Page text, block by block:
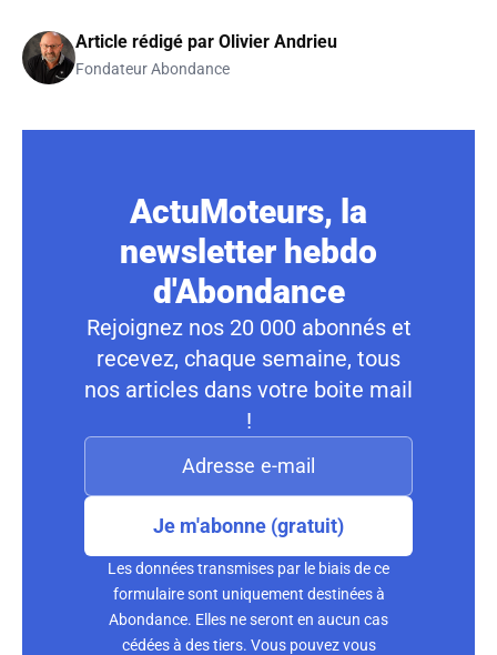
Article rédigé par Olivier Andrieu
Fondateur Abondance
ActuMoteurs, la
newsletter hebdo
d'Abondance
Rejoignez nos 20 000 abonnés et
recevez, chaque semaine, tous
nos articles dans votre boite mail
!
Je m'abonne (gratuit)
Les données transmises par le biais de ce
formulaire sont uniquement destinées à
Abondance. Elles ne seront en aucun cas
cédées à des tiers. Vous pouvez vous